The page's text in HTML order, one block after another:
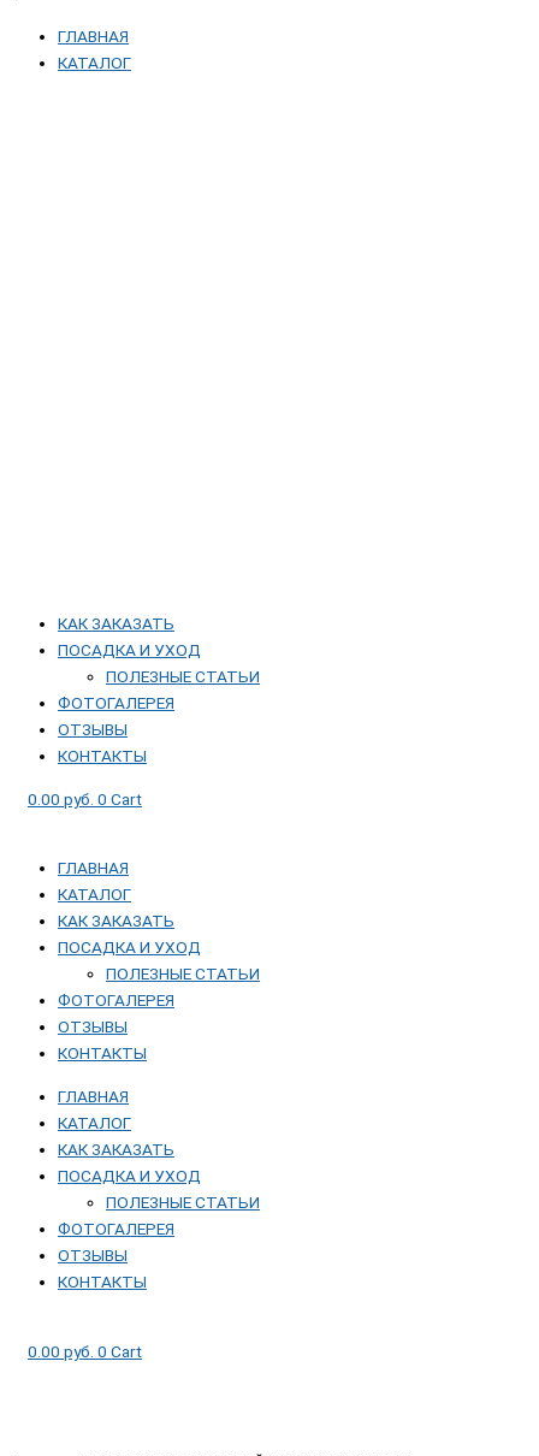
ГЛАВНАЯ
КАТАЛОГ
КАК ЗАКАЗАТЬ
ПОСАДКА И УХОД
ПОЛЕЗНЫЕ СТАТЬИ
ФОТОГАЛЕРЕЯ
ОТЗЫВЫ
КОНТАКТЫ
0.00 руб. 0 Cart
ГЛАВНАЯ
КАТАЛОГ
КАК ЗАКАЗАТЬ
ПОСАДКА И УХОД
ПОЛЕЗНЫЕ СТАТЬИ
ФОТОГАЛЕРЕЯ
ОТЗЫВЫ
КОНТАКТЫ
ГЛАВНАЯ
КАТАЛОГ
КАК ЗАКАЗАТЬ
ПОСАДКА И УХОД
ПОЛЕЗНЫЕ СТАТЬИ
ФОТОГАЛЕРЕЯ
ОТЗЫВЫ
КОНТАКТЫ
0.00 руб. 0 Cart